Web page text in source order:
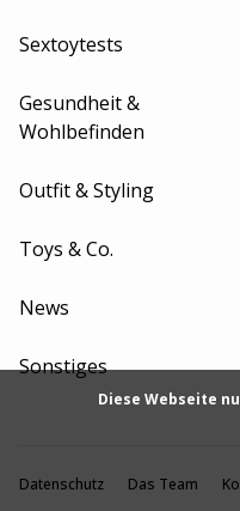
Sextoytests
Gesundheit &
Wohlbefinden
Outfit & Styling
Toys & Co.
News
Sonstiges
Datenschutz Das Team
Diese Webseite